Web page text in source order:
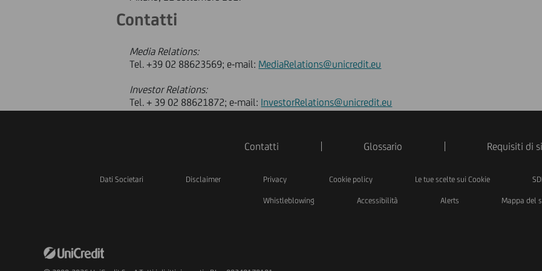
Contatti
Media Relations:
Tel. +39 02 88623569; e-mail: MediaRelations@unicredit.eu
Investor Relations:
Tel. + 39 02 88621872; e-mail: InvestorRelations@unicredit.eu
Contatti Glossario Requisiti di
Dati Societari Disclaimer Privacy Cookie policy Le tue scelte sui Cookie
Whistleblowing Accessibilità Alerts Mappa del